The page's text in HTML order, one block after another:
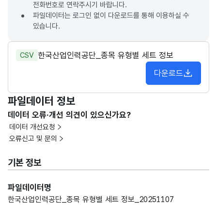
전화번호로 연락주시기 바랍니다.
파일데이터는 로그인 없이 다운로드를 통해 이용하실 수
있습니다.
CSV 한국산업인력공단_종목 유형별 세트 정보
다운로드
파일데이터 정보
데이터 오류·개선 의견이 있으신가요?
데이터 개선요청
오류신고 및 문의
기본 정보
파일데이터명
한국산업인력공단_종목 유형별 세트 정보_20251107